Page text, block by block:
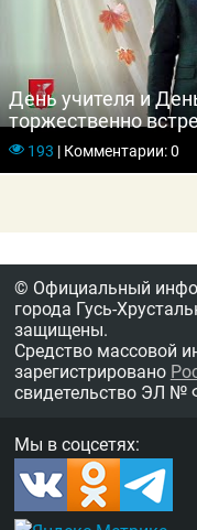
День учителя и
торжественно
районе
193 |Комментарии: 0
© Официальный
города Гусь-
защищены.
Средство массовой
зарегистрировано
свидетельство ЭЛ №
Мы в соцсетях: